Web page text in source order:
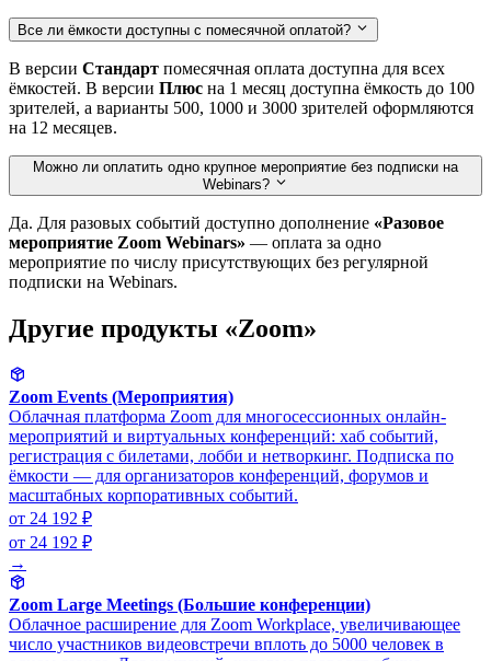
Все ли ёмкости доступны с помесячной оплатой?
В версии Стандарт помесячная оплата доступна для всех
ёмкостей. В версии Плюс на 1 месяц доступна ёмкость до 100
зрителей, а варианты 500, 1000 и 3000 зрителей оформляются
на 12 месяцев.
Можно ли оплатить одно крупное мероприятие без подписки на
Webinars?
Да. Для разовых событий доступно дополнение «Разовое
мероприятие Zoom Webinars» — оплата за одно
мероприятие по числу присутствующих без регулярной
подписки на Webinars.
Другие продукты «Zoom»
Zoom Events (Мероприятия)
Облачная платформа Zoom для многосессионных онлайн-
мероприятий и виртуальных конференций: хаб событий,
регистрация с билетами, лобби и нетворкинг. Подписка по
ёмкости — для организаторов конференций, форумов и
масштабных корпоративных событий.
от 24 192 ₽
от 24 192 ₽
→
Zoom Large Meetings (Большие конференции)
Облачное расширение для Zoom Workplace, увеличивающее
число участников видеовстречи вплоть до 5000 человек в